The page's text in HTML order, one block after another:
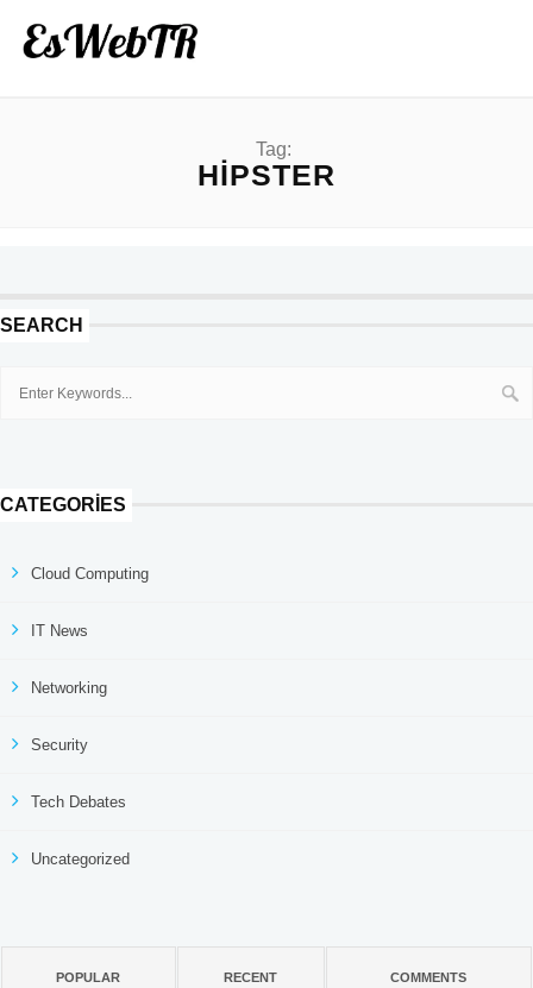
Tag:
HIPSTER
SEARCH
CATEGORIES
Cloud Computing
IT News
Networking
Security
Tech Debates
Uncategorized
POPULAR RECENT COMMENTS